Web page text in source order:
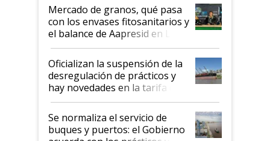
Mercado de granos, qué pasa
con los envases fitosanitarios y
el balance de Aapresid en La
Posta
Oficializan la suspensión de la
desregulación de prácticos y
hay novedades en la tarifa de
la hidrovía
Se normaliza el servicio de
buques y puertos: el Gobierno